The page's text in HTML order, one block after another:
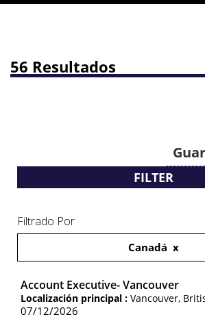
56 Resultados
FILTER
Filtrado Por
Canadá
Account Executive- Vancouver
Localización principal : Vancouver,
07/12/2026